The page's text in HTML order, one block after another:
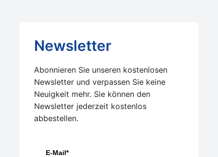
Newsletter
Abonnieren Sie unseren kostenlosen
Newsletter und verpassen Sie keine
Neuigkeit mehr. Sie können den
Newsletter jederzeit kostenlos
abbestellen.
E-Mail*